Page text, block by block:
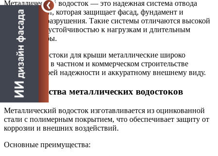
Металлический водосток — это надежная система отвода
воды с кровли, которая защищает фасад, фундамент и
отмостку от разрушения. Такие системы отличаются высокой
прочностью, устойчивостью к нагрузкам и длительным
сроком службы.
Сегодня водостоки для крыши металлические широко
применяются в частном и коммерческом строительстве
благодаря своей надежности и аккуратному внешнему виду.
Преимущества металлических водостоков
Металлический водосток изготавливается из оцинкованной
стали с полимерным покрытием, что обеспечивает защиту от
коррозии и внешних воздействий.
Основные преимущества: